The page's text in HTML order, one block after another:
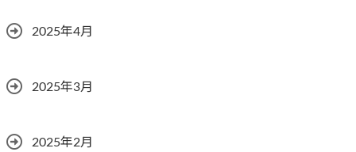
2025年4月
2025年3月
2025年2月